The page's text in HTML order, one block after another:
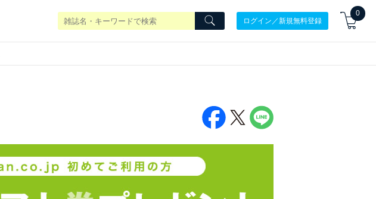
ログイン／新規無料登録
0